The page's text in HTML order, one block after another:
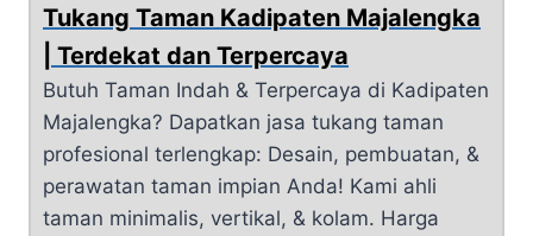
Tukang Taman Kadipaten Majalengka
| Terdekat dan Terpercaya
Butuh Taman Indah & Terpercaya di Kadipaten
Majalengka? Dapatkan jasa tukang taman
profesional terlengkap: Desain, pembuatan, &
perawatan taman impian Anda! Kami ahli
taman minimalis, vertikal, & kolam. Harga